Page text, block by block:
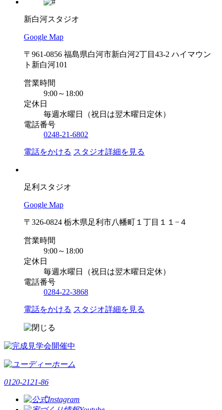
新白河スタジオ
Google Map
〒961-0856 福島県白河市新白河2丁目43-2 ハイマウン
ト新白河101
営業時間
9:00～18:00
定休日
毎週水曜日（祝日は翌木曜日定休）
電話番号
0248-21-6802
電話をかける スタジオ詳細を見る
足利スタジオ
Google Map
〒326-0824 栃木県足利市八幡町１丁目１１−４
営業時間
9:00～18:00
定休日
毎週水曜日（祝日は翌木曜日定休）
電話番号
0284-22-3868
電話をかける スタジオ詳細を見る
0120-2121-86